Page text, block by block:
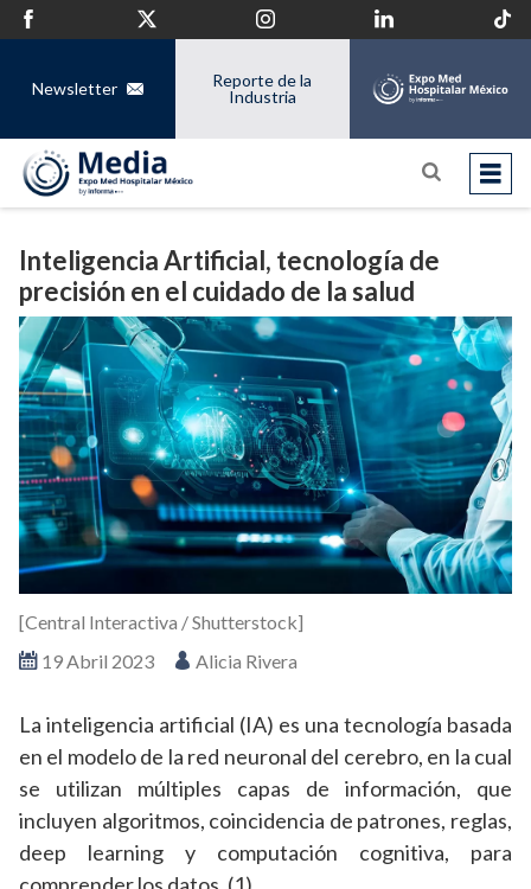
Newsletter
Reporte de la
Industria
Inteligencia Artificial, tecnología de
precisión en el cuidado de la salud
19 Abril 2023 Alicia Rivera
[Central Interactiva / Shutterstock]
La inteligencia artificial (IA) es una tecnología basada
en el modelo de la red neuronal del cerebro, en la cual
se utilizan múltiples capas de información, que
incluyen algoritmos, coincidencia de patrones, reglas,
deep learning y computación cognitiva, para